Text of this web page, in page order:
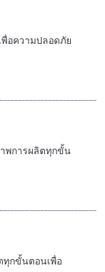
พื่อความปลอดภัย
พการผลิตทุกขั้น
ทุกขั้นตอนเพื่อ